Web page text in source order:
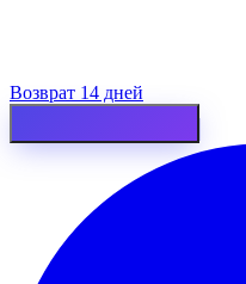
Возврат 14 дней